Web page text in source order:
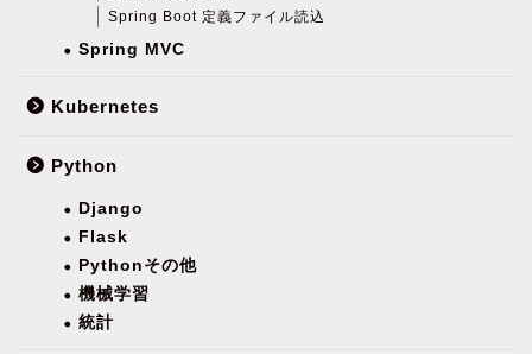
Spring Boot 定義ファイル読込
Spring MVC
Kubernetes
Python
Django
Flask
Pythonその他
機械学習
統計